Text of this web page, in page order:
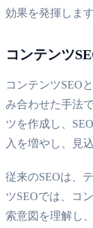
効果を発揮します
コンテンツ
コンテンツSEO
み合わせた手法
ツを作成し、
入を増やし、見
従来のSEOは、
ツSEOでは、コ
索意図を理解し